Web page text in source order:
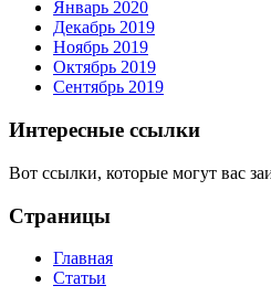
Январь 2020
Декабрь 2019
Ноябрь 2019
Октябрь 2019
Сентябрь 2019
Интересные ссылки
Вот ссылки, которые могут вас
Страницы
Главная
Статьи